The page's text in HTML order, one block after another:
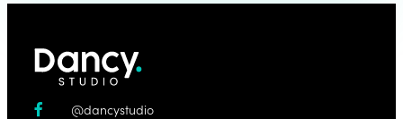
@dancystudio